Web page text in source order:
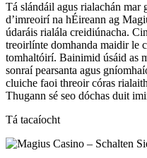
Tá slándáil agus rialachán mar
d’imreoirí na hÉireann ag
údaráis rialála creidiúnacha.
treoirlínte domhanda maidir le
tomhaltóirí. Bainimid úsáid as
sonraí pearsanta agus
cluiche faoi threoir córas
Thugann sé seo dóchas duit
Tá tacaíocht